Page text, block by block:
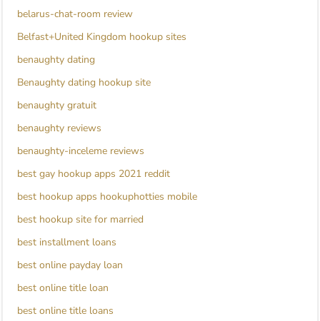
belarus-chat-room review
Belfast+United Kingdom hookup sites
benaughty dating
Benaughty dating hookup site
benaughty gratuit
benaughty reviews
benaughty-inceleme reviews
best gay hookup apps 2021 reddit
best hookup apps hookuphotties mobile
best hookup site for married
best installment loans
best online payday loan
best online title loan
best online title loans